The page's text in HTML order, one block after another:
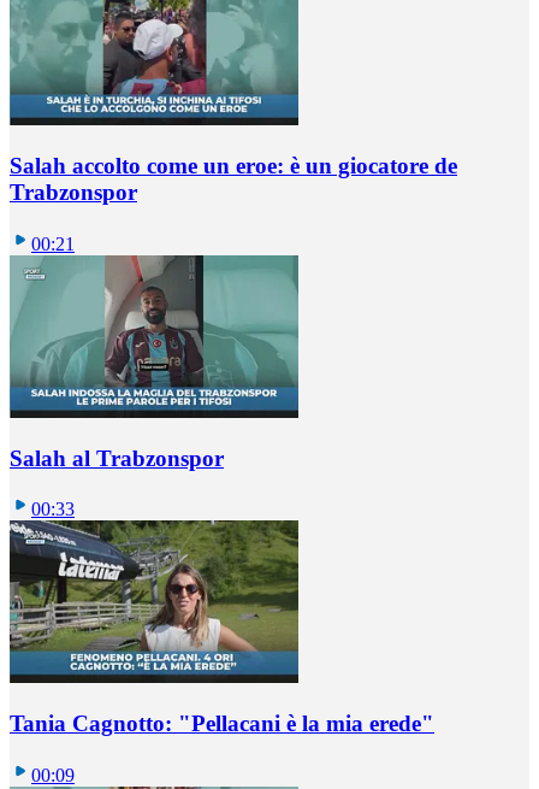
Salah accolto come un eroe: è un giocatore de
Trabzonspor
00:21
Salah al Trabzonspor
00:33
Tania Cagnotto: "Pellacani è la mia erede"
00:09